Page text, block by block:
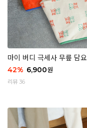
마이 버디 극세사 무릎 담요
42% 6,900원
리뷰 36